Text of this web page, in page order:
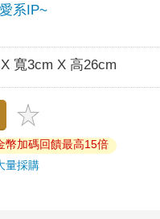
系IP~
寬3cm X 高26cm
加碼回饋最高15倍
量採購